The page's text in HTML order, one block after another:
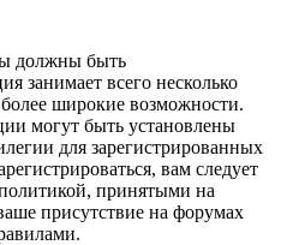
должны быть
занимает всего несколько
широкие возможности.
могут быть установлены
для зарегистрированных
вам следует
принятыми на
присутствие на форумах